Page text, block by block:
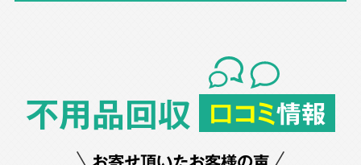
不用品回収 口コミ情報